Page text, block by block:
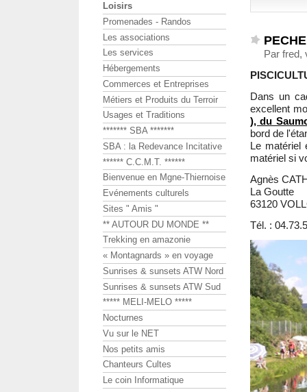
Par fred,
Dans un
excellent
), du
bord de
Le matériel
matériel si
Agnès
La Goutte
63120
Tél. :
Loisirs
Promenades - Randos
Les associations
Les services
Hébergements
Commerces et Entreprises
Métiers et Produits du Terroir
Usages et Traditions
******* SBA *******
SBA : la Redevance Incitative
****** C.C.M.T. ******
Bienvenue en Mgne-Thiernoise
Evénements culturels
Sites " Amis "
** AUTOUR DU MONDE **
Trekking en amazonie
« Montagnards » en voyage
Sunrises & sunsets ATW Nord
Sunrises & sunsets ATW Sud
***** MELI-MELO *****
Nocturnes
Vu sur le NET
Nos petits amis
Chanteurs Cultes
Le coin Informatique